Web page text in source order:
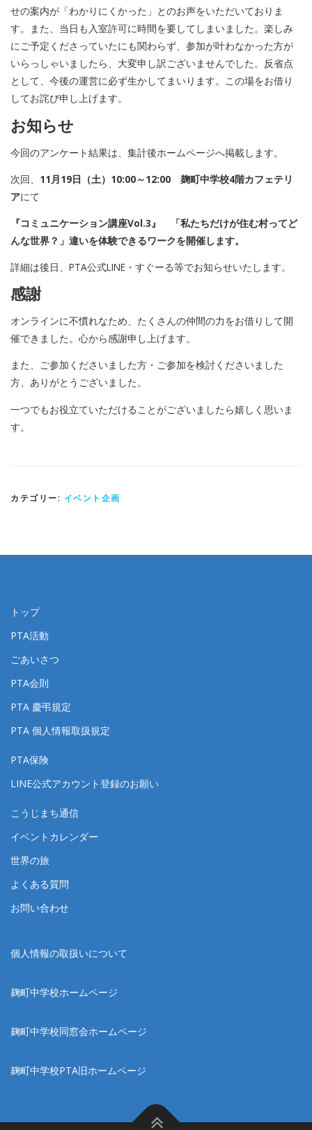
せの案内が「わかりにくかった」とのお声をいただいておりま
す。また、当日も入室許可に時間を要してしまいました。楽しみ
にご予定くださっていたにも関わらず、参加が叶わなかった方が
いらっしゃいましたら、大変申し訳ございませんでした。反省点
として、今後の運営に必ず生かしてまいります。この場をお借り
してお詫び申し上げます。
お知らせ
今回のアンケート結果は、集計後ホームページへ掲載します。
次回、 11月19日（土）10:00～12:00 麹町中学校4階カフェテリ
アにて
『コミュニケーション講座Vol.3』 「私たちだけが住む村ってど
んな世界？」違いを体験できるワークを開催します。
詳細は後日、PTA公式LINE・すぐーる等でお知らせいたします。
感謝
オンラインに不慣れなため、たくさんの仲間の力をお借りして開
催できました。心から感謝申し上げます。
また、ご参加くださいました方・ご参加を検討くださいました
方、ありがとうございました。
一つでもお役立ていただけることがございましたら嬉しく思いま
す。
カテゴリー: イベント企画
トップ
PTA活動
ごあいさつ
PTA会則
PTA 慶弔規定
PTA 個人情報取扱規定
PTA保険
LINE公式アカウント登録のお願い
こうじまち通信
イベントカレンダー
世界の旅
よくある質問
お問い合わせ
個人情報の取扱いについて
麹町中学校ホームページ
麹町中学校同窓会ホームページ
麹町中学校PTA旧ホームページ